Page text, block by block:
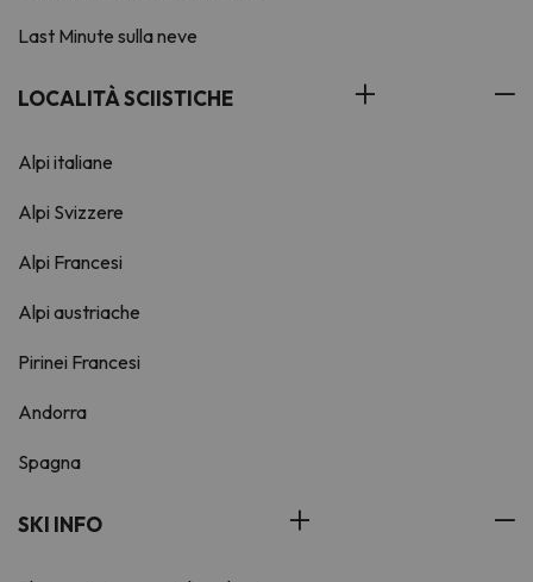
Last Minute sulla neve
LOCALITÀ SCIISTICHE
Alpi italiane
Alpi Svizzere
Alpi Francesi
Alpi austriache
Pirinei Francesi
Andorra
Spagna
SKI INFO